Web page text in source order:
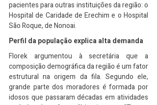
pacientes para outras instituições da região: o
Hospital de Caridade de Erechim e o Hospital
São Roque, de Nonoai.
Perfil da população explica alta demanda
Florek argumentou à secretária que a
composição demográfica da região é um fator
estrutural na origem da fila. Segundo ele,
grande parte dos moradores é formada por
idosos que passaram décadas em atividades